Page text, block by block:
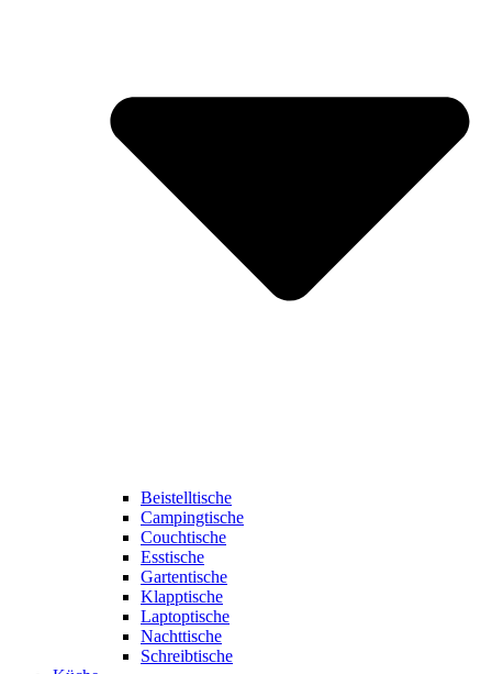
Beistelltische
Campingtische
Couchtische
Esstische
Gartentische
Klapptische
Laptoptische
Nachttische
Schreibtische